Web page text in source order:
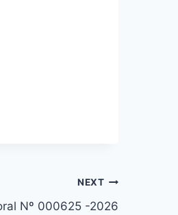
NEXT
Nº 000625 -2026